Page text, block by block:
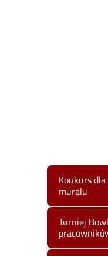
Konkurs
muralu
Turniej